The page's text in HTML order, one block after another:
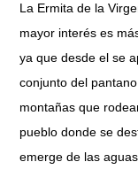
La Ermita de la
mayor interés es
ya que desde el se
conjunto del
montañas que
pueblo donde se
emerge de las